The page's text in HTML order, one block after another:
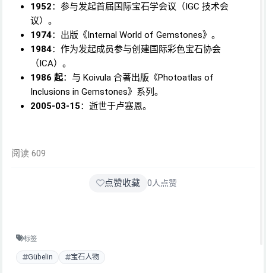
1952：参与发起首届国际宝石学会议（IGC 技术会
议）。
1974：出版《Internal World of Gemstones》。
1984：作为发起成员参与创建国际彩色宝石协会
（ICA）。
1986 起：与 Koivula 合著出版《Photoatlas of
Inclusions in Gemstones》系列。
2005-03-15：逝世于卢塞恩。
阅读 609
点赞收藏 0人点赞
标签
Gübelin 宝石人物